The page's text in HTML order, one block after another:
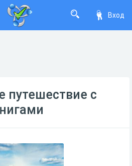
Вход
путешествие с